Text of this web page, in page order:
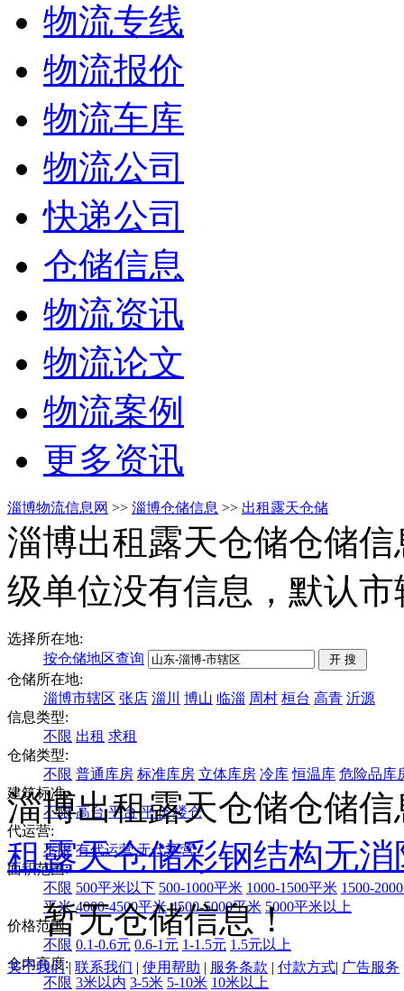
物流专线
物流报价
物流车库
物流公司
快递公司
仓储信息
物流资讯
物流论文
物流案例
更多资讯
淄博物流信息网 >> 淄博仓储信息 >> 出租露天仓储
淄博出租露天仓储仓储信
级单位没有信息，默认
选择所在地:
按仓储地区查询
仓储所在地:
淄博市辖区 张店 淄川 博山 临淄 周村 桓台 高青 沂源
信息类型:
不限 出租 求租
仓储类型:
不限 普通库房 标准库房 立体库房 冷库 恒温库 危险品库
建筑标准:
不限 高台 平台 平仓 楼仓
代运营:
不限 有代运营 无代运营
面积范围:
不限 500平米以下 500-1000平米 1000-1500平米 1500-
平米 4000-4500平米 4500-5000平米 5000平米以上
价格范围:
不限 0.1-0.6元 0.6-1元 1-1.5元 1.5元以上
仓内高度:
不限 3米以内 3-5米 5-10米 10米以上
淄博出租露天仓储仓储信
租露天仓储彩钢结构无消
暂无仓储信息！
关于我们| 联系我们 | 使用帮助 | 服务条款 | 付款方式| 广告服务